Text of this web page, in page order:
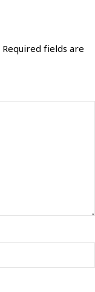
Required fields are